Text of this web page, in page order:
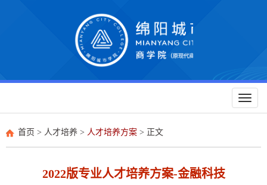
Toggle
首页 > 人才培养 > 人才培养方案 > 正文
2022版专业人才培养方案-金融科技